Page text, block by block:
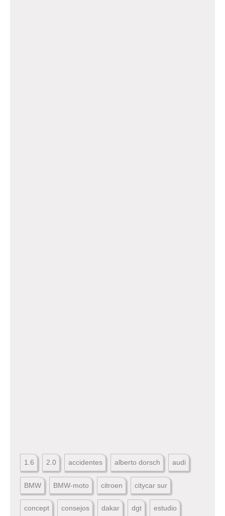
1.6 2.0 accidentes alberto dorsch audi
BMW BMW-moto citroen citycar sur
concept consejos dakar dgt estudio